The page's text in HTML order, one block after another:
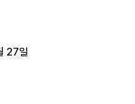
27일